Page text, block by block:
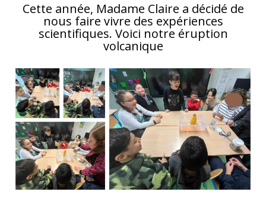
Cette année, Madame Claire a décidé de
nous faire vivre des expériences
scientifiques. Voici notre éruption
volcanique